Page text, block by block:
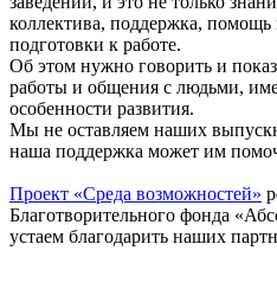
коллектива, поддержка, помощь
подготовки к работе.
Об этом нужно говорить и
работы и общения с людьми,
особенности развития.
Мы не оставляем наших
наша поддержка может им
Проект «Среда возможностей»
Благотворительного фонда
устаем благодарить наших